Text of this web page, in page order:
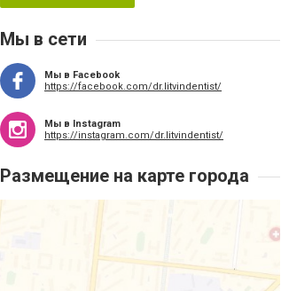
Мы в сети
Мы в Facebook
https://facebook.com/dr.litvindentist/
Мы в Instagram
https://instagram.com/dr.litvindentist/
Размещение на карте города